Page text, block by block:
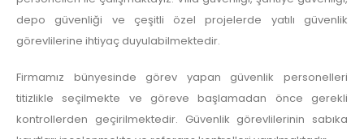
depo güvenliği ve çeşitli özel projelerde yatılı güvenlik
görevlilerine ihtiyaç duyulabilmektedir.
Firmamız bünyesinde görev yapan güvenlik personelleri
titizlikle seçilmekte ve göreve başlamadan önce gerekli
kontrollerden geçirilmektedir. Güvenlik görevlilerinin sabıka